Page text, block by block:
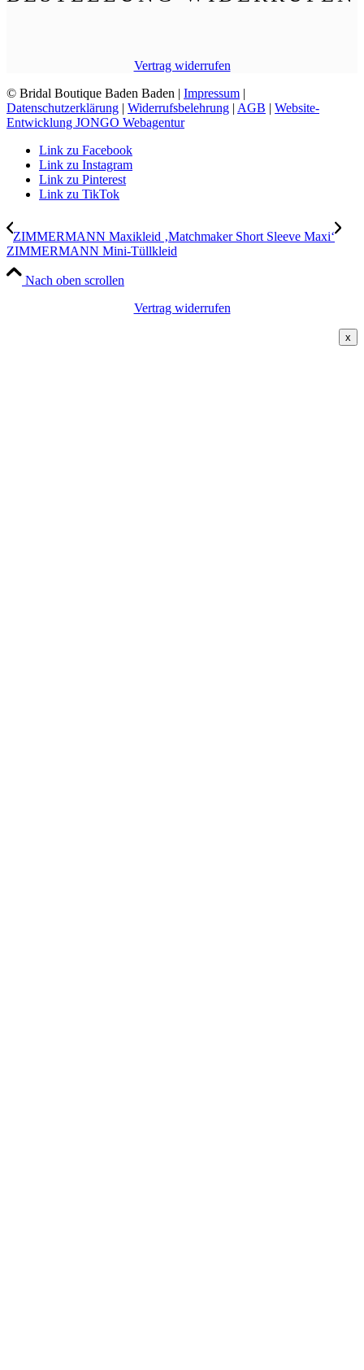
Vertrag widerrufen
© Bridal Boutique Baden Baden | Impressum |
Datenschutzerklärung | Widerrufsbelehrung | AGB | Website-
Entwicklung JONGO Webagentur
Link zu Facebook
Link zu Instagram
Link zu Pinterest
Link zu TikTok
ZIMMERMANN Maxikleid ‚Matchmaker Short Sleeve Maxi‘
ZIMMERMANN Mini-Tüllkleid
Nach oben scrollen
Vertrag widerrufen
x